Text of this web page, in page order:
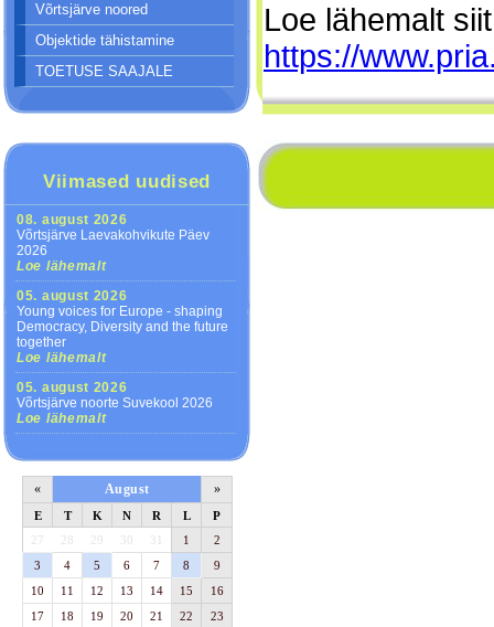
Võrtsjärve noored
Objektide tähistamine
TOETUSE SAAJALE
Viimased uudised
08. august 2026
Võrtsjärve Laevakohvikute Päev
2026
Loe lähemalt
05. august 2026
Young voices for Europe - shaping
Democracy, Diversity and the future
together
Loe lähemalt
05. august 2026
Võrtsjärve noorte Suvekool 2026
Loe lähemalt
« August »
E T K N R L
P
27
28 29 30 31 1
2
3
4 5 6 7 8
9
10
11 12 13 14 15
16
17
18 19 20 21 22
23
Loe lähemalt
https://